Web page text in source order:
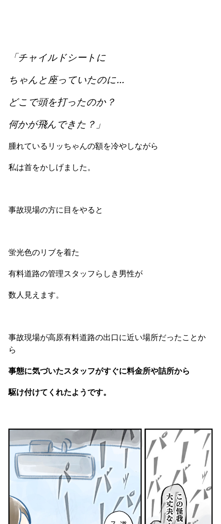
「チャイルドシートに
ちゃんと座っていたのに…
どこで頭を打ったのか？
何かが飛んできた？」
腫れているリッちゃんの額を冷やしながら
私は首をかしげました。
事故現場の方に目をやると
蛍光色のリブを着た
有料道路の管理スタッフらしき男性が
数人見えます。
事故現場が高原有料道路の出口に近い場所だったことか
ら
事態に気づいたスタッフがすぐに料金所や詰所から
駆け付けてくれたようです。